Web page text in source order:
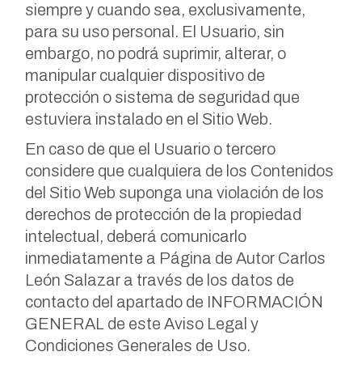
siempre y cuando sea, exclusivamente,
para su uso personal. El Usuario, sin
embargo, no podrá suprimir, alterar, o
manipular cualquier dispositivo de
protección o sistema de seguridad que
estuviera instalado en el Sitio Web.
En caso de que el Usuario o tercero
considere que cualquiera de los Contenidos
del Sitio Web suponga una violación de los
derechos de protección de la propiedad
intelectual, deberá comunicarlo
inmediatamente a Página de Autor Carlos
León Salazar a través de los datos de
contacto del apartado de INFORMACIÓN
GENERAL de este Aviso Legal y
Condiciones Generales de Uso.